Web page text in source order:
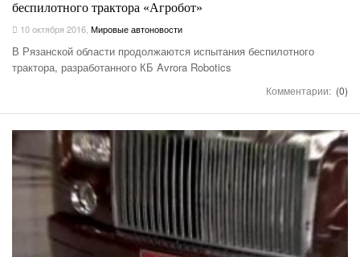
беспилотного трактора «Агробот»
10 октября 2016, Мировые автоновости
В Рязанской области продолжаются испытания беспилотного
трактора, разработанного КБ Avrora Robotics
Комментарии: (0)